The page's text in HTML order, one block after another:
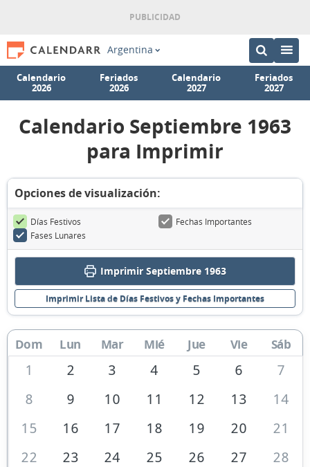
Argentina
Calendario
2026
Feriados
2026
Calendario
2027
Feriados
2027
Calendario Septiembre 1963
para Imprimir
Opciones de visualización:
Días Festivos
Fechas Importantes
Fases Lunares
Imprimir Septiembre 1963
Imprimir Lista de Días Festivos y Fechas Importantes
Dom Lun Mar Mié Jue Vie Sáb
1 2 3 4 5 6
7
8
9 10 11 12 13
14
15
16 17 18 19 20
21
22
23 24 25 26 27
28